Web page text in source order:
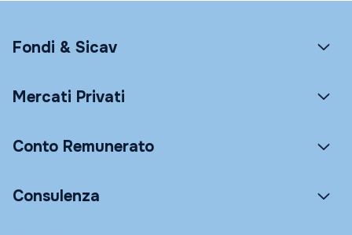
Fondi & Sicav
Mercati Privati
Conto Remunerato
Consulenza